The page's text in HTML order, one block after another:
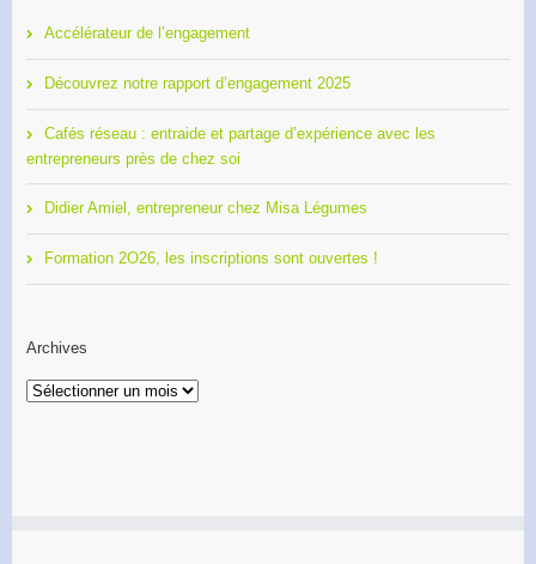
Accélérateur de l’engagement
Découvrez notre rapport d’engagement 2025
Cafés réseau : entraide et partage d’expérience avec les
entrepreneurs près de chez soi
Didier Amiel, entrepreneur chez Misa Légumes
Formation 2O26, les inscriptions sont ouvertes !
Archives
Archives